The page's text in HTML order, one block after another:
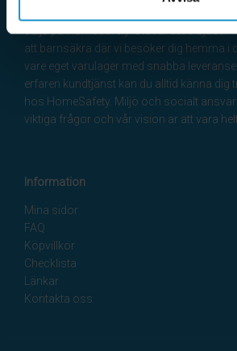
säljs på HomeSafety. Utöver det erbjuder
att barnsäkra där vi besöker dig hemma i
vare eget varulager med snabba
erfaren kundtjänst kan du alltid känna dig
hos HomeSafety. Miljö och socialt
viktiga frågor och vår vision är att vara
Information
Mina sidor
FAQ
Köpvillkor
Checklista
Länkar
Kontakta oss